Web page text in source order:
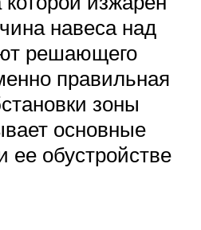
навеса над
решающего
правильная
зоны
основные
ее обустройстве